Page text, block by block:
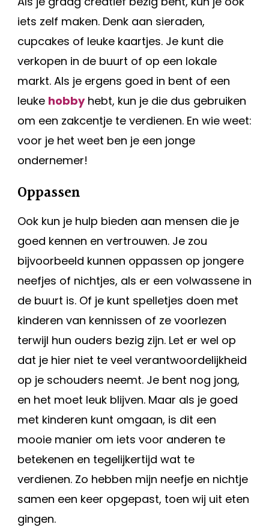
iets zelf maken. Denk aan sieraden,
cupcakes of leuke kaartjes. Je kunt die
verkopen in de buurt of op een lokale
markt. Als je ergens goed in bent of een
leuke hobbyhebt, kun je die dus gebruiken
om een zakcentje te verdienen. En wie weet:
voor je het weet ben je een jonge
ondernemer!
Oppassen
Ook kun je hulp bieden aan mensen die je
goed kennen en vertrouwen. Je zou
bijvoorbeeld kunnen oppassen op jongere
neefjes of nichtjes, als er een volwassene in
de buurt is. Of je kunt spelletjes doen met
kinderen van kennissen of ze voorlezen
terwijl hun ouders bezig zijn. Let er wel op
dat je hier niet te veel verantwoordelijkheid
op je schouders neemt. Je bent nog jong,
en het moet leuk blijven. Maar als je goed
met kinderen kunt omgaan, is dit een
mooie manier om iets voor anderen te
betekenen en tegelijkertijd wat te
verdienen. Zo hebben mijn neefje en nichtje
samen een keer opgepast, toen wij uit eten
gingen.